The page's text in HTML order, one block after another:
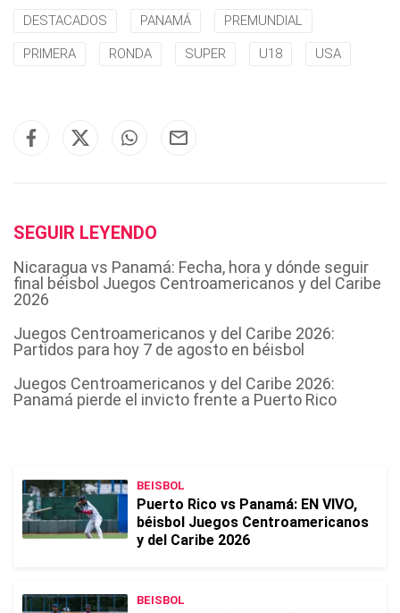
DESTACADOS PANAMÁ PREMUNDIAL
PRIMERA RONDA SUPER U18 USA
SEGUIR LEYENDO
Nicaragua vs Panamá: Fecha, hora y dónde seguir
final béisbol Juegos Centroamericanos y del Caribe
2026
Juegos Centroamericanos y del Caribe 2026:
Partidos para hoy 7 de agosto en béisbol
Juegos Centroamericanos y del Caribe 2026:
Panamá pierde el invicto frente a Puerto Rico
BEISBOL
Puerto Rico vs Panamá: EN VIVO,
béisbol Juegos Centroamericanos
y del Caribe 2026
BEISBOL